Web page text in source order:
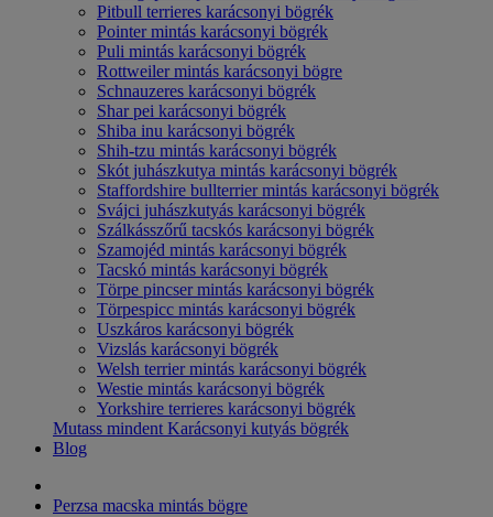
Pitbull terrieres karácsonyi bögrék
Pointer mintás karácsonyi bögrék
Puli mintás karácsonyi bögrék
Rottweiler mintás karácsonyi bögre
Schnauzeres karácsonyi bögrék
Shar pei karácsonyi bögrék
Shiba inu karácsonyi bögrék
Shih-tzu mintás karácsonyi bögrék
Skót juhászkutya mintás karácsonyi bögrék
Staffordshire bullterrier mintás karácsonyi bögrék
Svájci juhászkutyás karácsonyi bögrék
Szálkásszőrű tacskós karácsonyi bögrék
Szamojéd mintás karácsonyi bögrék
Tacskó mintás karácsonyi bögrék
Törpe pincser mintás karácsonyi bögrék
Törpespicc mintás karácsonyi bögrék
Uszkáros karácsonyi bögrék
Vizslás karácsonyi bögrék
Welsh terrier mintás karácsonyi bögrék
Westie mintás karácsonyi bögrék
Yorkshire terrieres karácsonyi bögrék
Mutass mindent Karácsonyi kutyás bögrék
Blog
Perzsa macska mintás bögre